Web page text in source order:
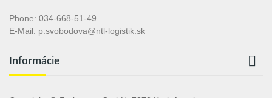
Phone: 034-668-51-49
E-Mail: p.svobodova@ntl-logistik.sk
Informácie 